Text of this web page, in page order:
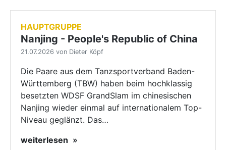
HAUPTGRUPPE
Nanjing - People's Republic of China
21.07.2026 von Dieter Köpf
Die Paare aus dem Tanzsportverband Baden-
Württemberg (TBW) haben beim hochklassig
besetzten WDSF GrandSlam im chinesischen
Nanjing wieder einmal auf internationalem Top-
Niveau geglänzt. Das…
weiterlesen